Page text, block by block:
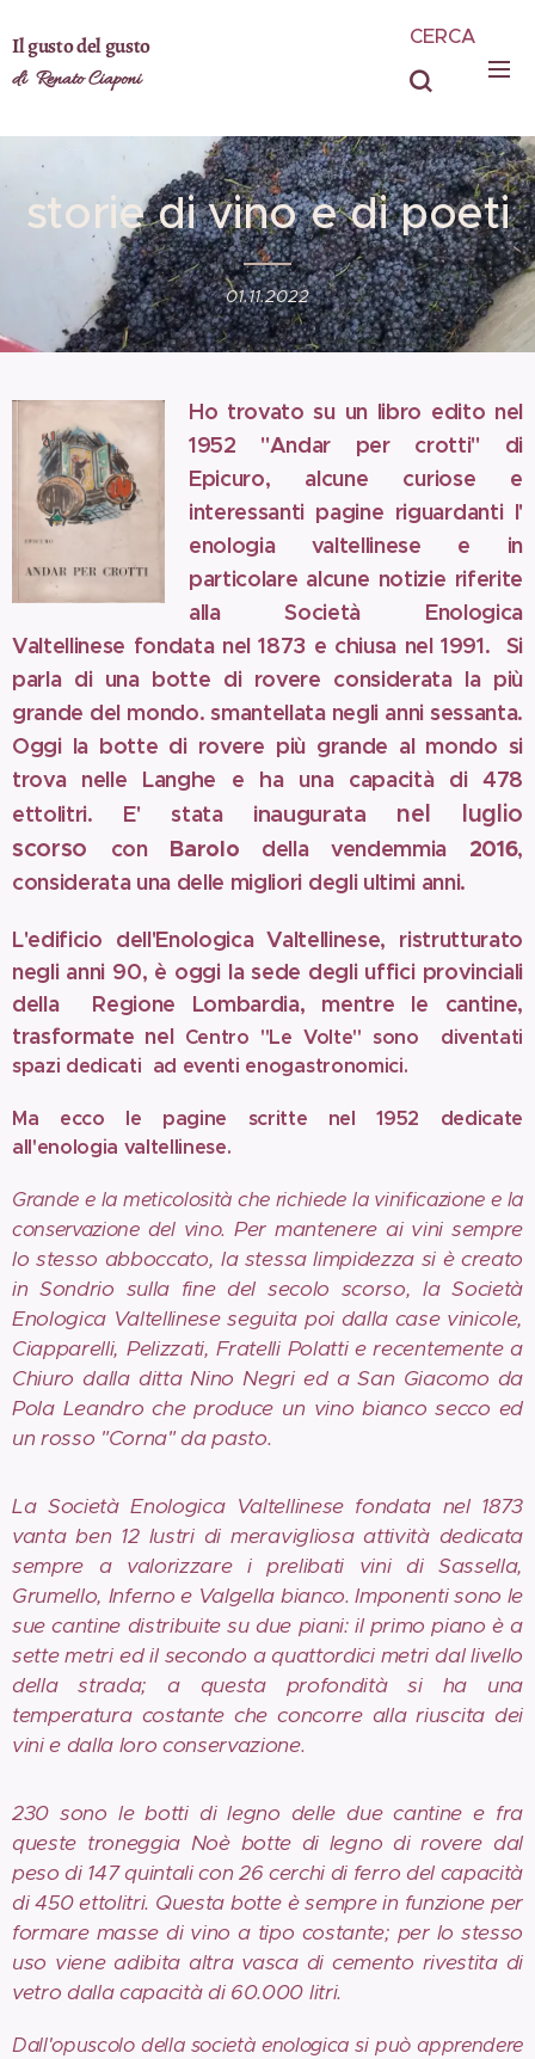
Il gusto del gusto
di Renato Ciaponi
CERCA
storie di vino e di poeti
01.11.2022
Ho trovato su un libro edito nel
1952 "Andar per crotti" di
Epicuro, alcune curiose e
interessanti pagine riguardanti l'
enologia valtellinese e in
particolare alcune notizie riferite
alla Società Enologica
Valtellinese fondata nel 1873 e chiusa nel 1991. Si
parla di una botte di rovere considerata la più
grande del mondo. smantellata negli anni sessanta.
Oggi la botte di rovere più grande al mondo si
trova nelle Langhe e ha una capacità di 478
ettolitri. E' stata inaugurata
nel luglio
scorso
con Barolo della vendemmia 2016,
considerata una delle migliori degli ultimi anni.
L'edificio dell'Enologica Valtellinese, ristrutturato
negli anni 90, è oggi la sede degli uffici provinciali
della Regione Lombardia, mentre le cantine,
trasformate nel Centro "Le Volte" sono diventati
spazi dedicati ad eventi enogastronomici.
Ma ecco le pagine scritte nel 1952 dedicate
all'enologia valtellinese.
Grande e la meticolosità che richiede la vinificazione e la
conservazione del vino. Per mantenere ai vini sempre
lo stesso abboccato, la stessa limpidezza si è creato
in Sondrio sulla fine del secolo scorso, la Società
Enologica Valtellinese seguita poi dalla case vinicole,
Ciapparelli, Pelizzati, Fratelli Polatti e recentemente a
Chiuro dalla ditta Nino Negri ed a San Giacomo da
Pola Leandro che produce un vino bianco secco ed
un rosso "Corna" da pasto.
La Società Enologica Valtellinese fondata nel 1873
vanta ben 12 lustri di meravigliosa attività dedicata
sempre a valorizzare i prelibati vini di Sassella,
Grumello, Inferno e Valgella bianco. Imponenti sono le
sue cantine distribuite su due piani: il primo piano è a
sette metri ed il secondo a quattordici metri dal livello
della strada; a questa profondità si ha una
temperatura costante che concorre alla riuscita dei
vini e dalla loro conservazione.
230 sono le botti di legno delle due cantine e fra
queste troneggia Noè botte di legno di rovere dal
peso di 147 quintali con 26 cerchi di ferro del capacità
di 450 ettolitri. Questa botte è sempre in funzione per
formare masse di vino a tipo costante; per lo stesso
uso viene adibita altra vasca di cemento rivestita di
vetro dalla capacità di 60.000 litri.
Dall'opuscolo della società enologica si può apprendere